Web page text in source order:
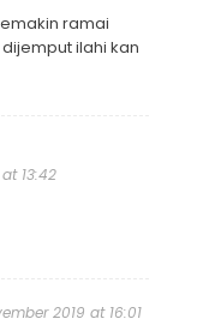
ramai
ilahi kan
13:42
2019 at 16:01